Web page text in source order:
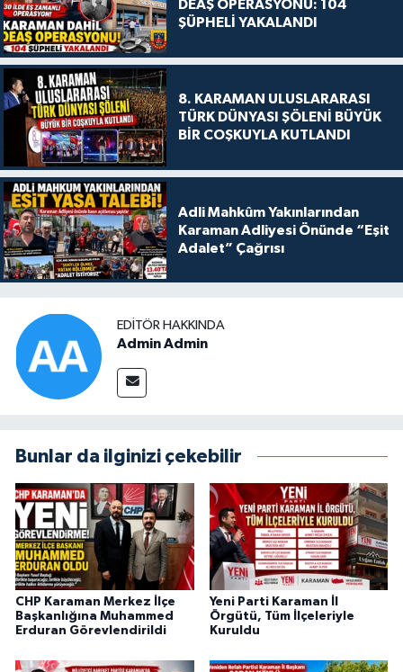
DEAŞ OPERASYONU: 104
ŞÜPHELİ YAKALANDI
8. KARAMAN ULUSLARARASI
TÜRK DÜNYASI ŞÖLENİ BÜYÜK
BİR COŞKUYLA KUTLANDI
Adli Mahkûm Yakınlarından
Karaman Adliyesi Önünde “Eşit
Adalet” Çağrısı
EDITÖR HAKKINDA
Admin Admin
Bunlar da ilginizi çekebilir
CHP Karaman Merkez İlçe
Başkanlığına Muhammed
Erduran Görevlendirildi
Yeni Parti Karaman İl
Örgütü, Tüm İlçeleriyle
Kuruldu